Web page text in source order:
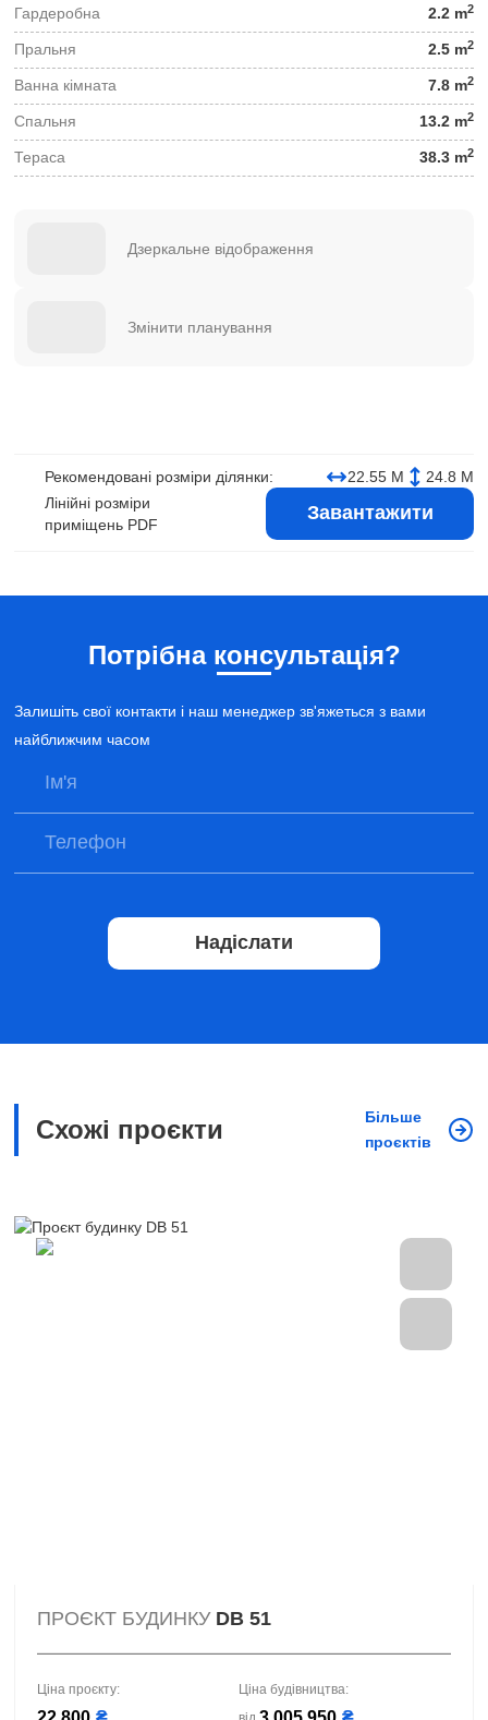
Гардеробна 2.2 m2
Пральня 2.5 m2
Ванна кімната 7.8 m2
Спальня 13.2 m2
Тераса 38.3 m2
Дзеркальне відображення
Змінити планування
Рекомендовані розміри ділянки: 22.55 М
24.8 М
Лінійні розміри
приміщень PDF
Завантажити
Потрібна консультація?
Залишіть свої контакти і наш менеджер зв'яжеться з вами
найближчим часом
Надіслати
Схожі проєкти
Більше
проєктів
ПРОЄКТ БУДИНКУ DB 51
Ціна проєкту:
Ціна будівництва: